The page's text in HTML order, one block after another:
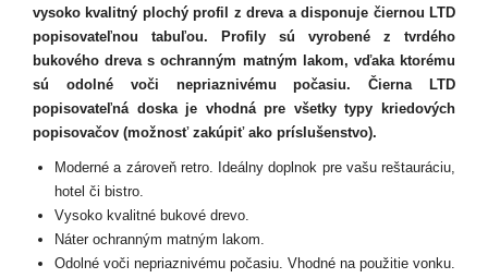
vysoko kvalitný plochý profil z dreva a disponuje čiernou LTD
popisovateľnou tabuľou. Profily sú vyrobené z tvrdého
bukového dreva s ochranným matným lakom, vďaka ktorému
sú odolné voči nepriaznivému počasiu. Čierna LTD
popisovateľná doska je vhodná pre všetky typy kriedových
popisovačov (možnosť zakúpiť ako príslušenstvo).
Moderné a zároveň retro. Ideálny doplnok pre vašu reštauráciu,
hotel či bistro.
Vysoko kvalitné bukové drevo.
Náter ochranným matným lakom.
Odolné voči nepriaznivému počasiu. Vhodné na použitie vonku.